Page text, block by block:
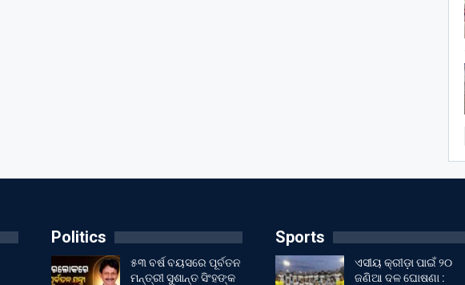
Politics
୫୩ ବର୍ଷ ବୟସରେ ପୂର୍ବତନ
ମନ୍ତ୍ରୀ ସୁଶାନ୍ତ ସିଂହଙ୍କ
Sports
ଏସୀୟ କ୍ରୀଡ଼ା ପାଇଁ ୨୦
ଜଣିଆ ଦଳ ଘୋଷଣା :